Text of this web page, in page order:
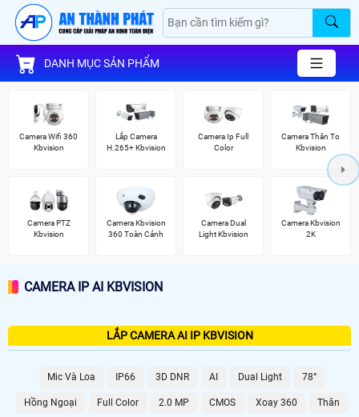
DANH MỤC SẢN PHẨM
Camera Wifi 360
Kbvision
Lắp Camera
H.265+ Kbvision
Camera Ip Full
Color
Camera Thân To
Kbvision
Camera PTZ
Kbvision
Camera Kbvision
360 Toàn Cảnh
Camera Dual
Light Kbvision
Camera Kbvision
2K
CAMERA IP AI KBVISION
LẮP CAMERA AI IP KBVISION
Mic Và Loa IP66 3D DNR AI Dual Light 78°
Hồng Ngoại Full Color 2.0 MP CMOS Xoay 360 Thân